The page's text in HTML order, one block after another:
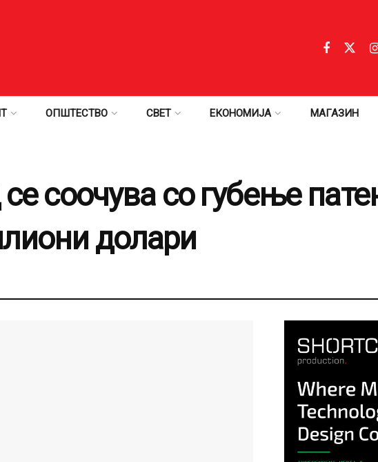
ОПШТЕСТВО СВЕТ ЕКОНОМИЈА МАГАЗИН
соочува со губење
долари